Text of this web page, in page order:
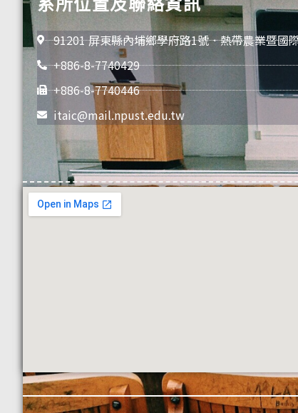
系所位置及聯絡資訊
91201 屏東縣內埔鄉學府路1號．熱帶農業暨國
+886-8-7740429
+886-8-7740446
itaic@mail.npust.edu.tw